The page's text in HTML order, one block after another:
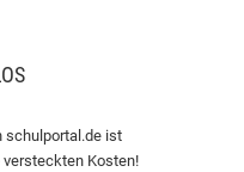
schulportal.de ist
Kosten!